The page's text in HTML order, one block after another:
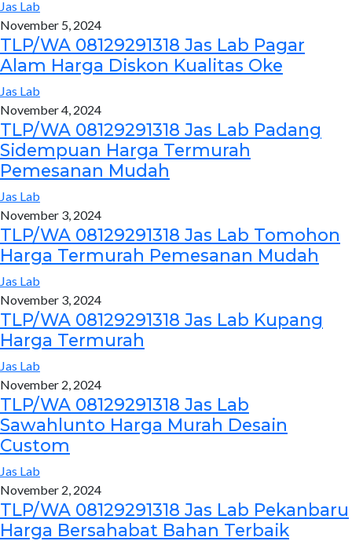
Jas Lab
November 5, 2024
TLP/WA 08129291318 Jas Lab Pagar
Alam Harga Diskon Kualitas Oke
Jas Lab
November 4, 2024
TLP/WA 08129291318 Jas Lab Padang
Sidempuan Harga Termurah
Pemesanan Mudah
Jas Lab
November 3, 2024
TLP/WA 08129291318 Jas Lab Tomohon
Harga Termurah Pemesanan Mudah
Jas Lab
November 3, 2024
TLP/WA 08129291318 Jas Lab Kupang
Harga Termurah
Jas Lab
November 2, 2024
TLP/WA 08129291318 Jas Lab
Sawahlunto Harga Murah Desain
Custom
Jas Lab
November 2, 2024
TLP/WA 08129291318 Jas Lab Pekanbaru
Harga Bersahabat Bahan Terbaik